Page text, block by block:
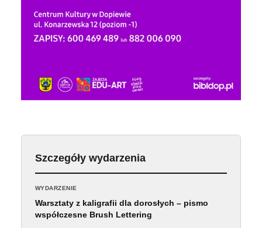
Szczegóły wydarzenia
WYDARZENIE
Warsztaty z kaligrafii dla dorosłych – pismo
współczesne Brush Lettering